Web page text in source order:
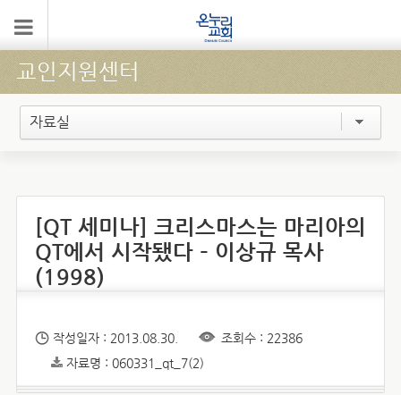
교인지원센터
자료실
[QT 세미나] 크리스마스는 마리아의
QT에서 시작됐다 – 이상규 목사
(1998)
작성일자 : 2013.08.30.
조회수 : 22386
자료명 : 060331_qt_7(2)